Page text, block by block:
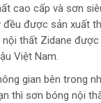
cao cấp và sơn
đều được sản xuất
nội thất Zidane
Việt Nam.
gian bên trong
thì sơn bóng nội